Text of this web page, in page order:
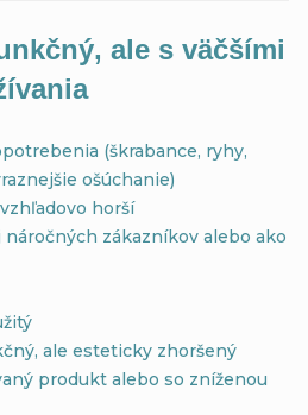
ale s väčšími
(škrabance, ryhy,
ošúchanie)
horší
náročných zákazníkov alebo ako
ale esteticky zhoršený
produkt alebo so zníženou